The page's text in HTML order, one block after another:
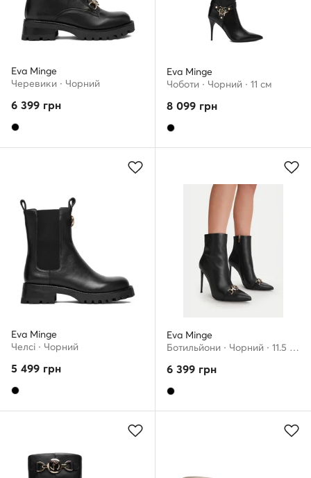
Eva Minge
Черевики · Чорний
6 399 грн
Eva Minge
Чоботи · Чорний · 11 см
8 099 грн
Eva Minge
Челсі · Чорний
5 499 грн
Eva Minge
Ботильйони · Чорний · 11.5 см
6 399 грн